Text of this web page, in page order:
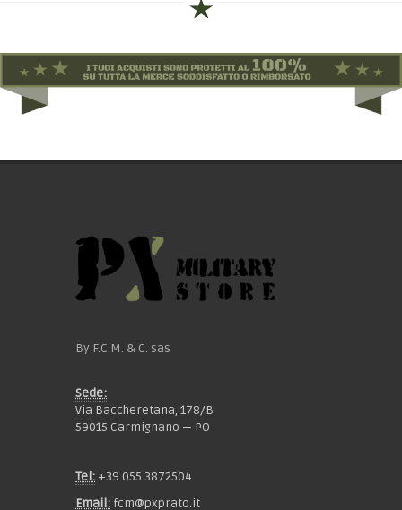
By F.C.M. & C. sas
Sede:
Via Baccheretana, 178/B
59015 Carmignano — PO
Tel: +39 055 3872504
Email: fcm@pxprato.it